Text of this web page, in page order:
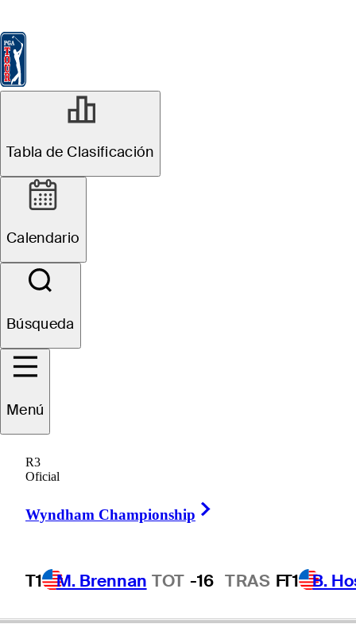
Tabla de Clasificación
Calendario
Búsqueda
Menú
R3
Oficial
Wyndham Championship
T1 M. Brennan TOT -16 TRAS FT1 B.
BELGIUM